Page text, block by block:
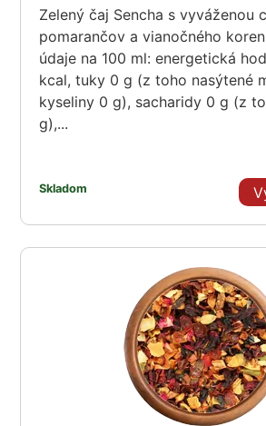
Zelený čaj Sencha s vyváženou
pomarančov a vianočného
údaje na 100 ml: energetická
kcal, tuky 0 g (z toho nasýtené
kyseliny 0 g), sacharidy 0 g (z
g),...
Skladom